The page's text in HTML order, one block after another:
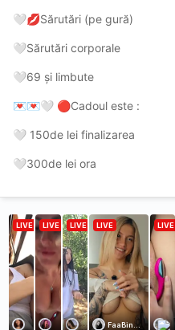
🤍💋Sărutări (pe gură)
🤍Sărutări corporale
🤍69 și limbute
💌💌🤍 🔴Cadoul este :
🤍 150de lei finalizarea
🤍300de lei ora